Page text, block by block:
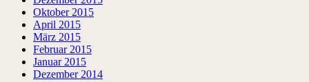
Oktober 2015
April 2015
März 2015
Februar 2015
Januar 2015
Dezember 2014